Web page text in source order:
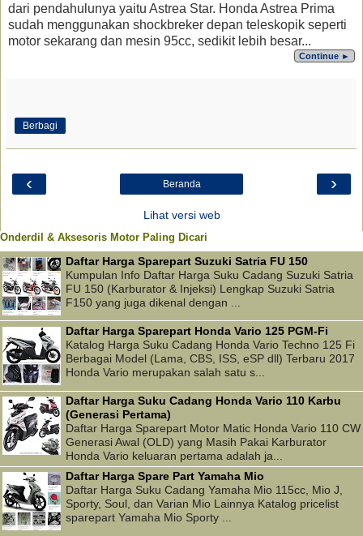
dari pendahulunya yaitu Astrea Star. Honda Astrea Prima
sudah menggunakan shockbreker depan teleskopik seperti
motor sekarang dan mesin 95cc, sedikit lebih besar...
Continue ►
Berbagi
‹ ›
Beranda
Lihat versi web
Onderdil & Aksesoris Motor Paling Dicari
Daftar Harga Sparepart Suzuki Satria FU 150
Kumpulan Info Daftar Harga Suku Cadang Suzuki Satria
FU 150 (Karburator & Injeksi) Lengkap Suzuki Satria
F150 yang juga dikenal dengan ...
Daftar Harga Sparepart Honda Vario 125 PGM-Fi
Katalog Harga Suku Cadang Honda Vario Techno 125 Fi
Berbagai Model (Lama, CBS, ISS, eSP dll) Terbaru 2017
Honda Vario merupakan salah satu s...
Daftar Harga Suku Cadang Honda Vario 110 Karbu
(Generasi Pertama)
Daftar Harga Sparepart Motor Matic Honda Vario 110 CW
Generasi Awal (OLD) yang Masih Pakai Karburator
Honda Vario keluaran pertama adalah ja...
Daftar Harga Spare Part Yamaha Mio
Daftar Harga Suku Cadang Yamaha Mio 115cc, Mio J,
Sporty, Soul, dan Varian Mio Lainnya Katalog pricelist
sparepart Yamaha Mio Sporty ...